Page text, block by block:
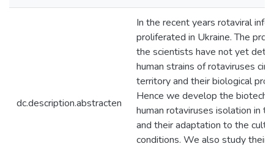
dc.description.abstracten
In the recent years rotaviral
proliferated in Ukraine. The
the scientists have not yet
human strains of rotaviruses
territory and their biological
Hence we develop the
human rotaviruses isolation in
and their adaptation to the
conditions. We also study their